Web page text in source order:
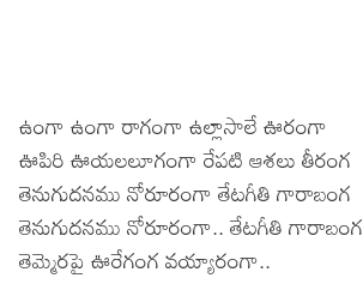
ఉంగా ఉంగా రాగంగా ఉల్లాసాలే ఊరంగా
ఊపిరి ఊయలలూగంగా రేపటి ఆశలు తీరంగ
తెనుగుదనము నోరూరంగా తేటగీతి గారాబంగ
తెనుగుదనము నోరూరంగా.. తేటగీతి గారాబంగ
తెమ్మెరపై ఊరేగంగ వయ్యారంగా..